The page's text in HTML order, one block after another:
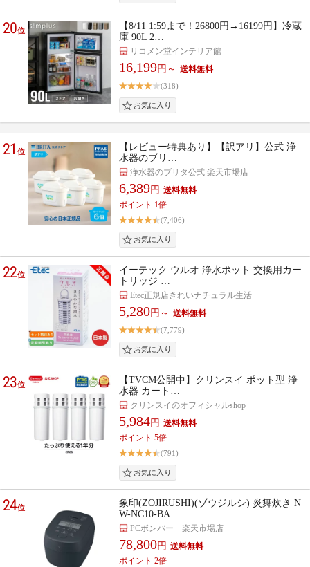
20位
【8/11 1:59まで！26800円→16199円】冷蔵
庫 90L 2…
リコメン堂インテリア館
16,199円～
(318)
21位
【レビュー特典あり】【訳アリ】公式 浄
水器のブリ…
浄水器のブリタ公式 楽天市場店
6,389円
ポイント 1倍
(7,406)
22位
イーテック ウルオ 浄水ポット 交換用カー
トリッジ …
Etec正規店きれいナチュラル生活
5,280円～
(7,779)
23位
【TVCM公開中】クリンスイ ポット型 浄
水器 カート…
クリンスイのオフィシャルshop
5,984円
ポイント 5倍
(791)
24位
象印(ZOJIRUSHI)(ゾウジルシ) 炎舞炊き N
W-NC10-BA …
PCボンバー 楽天市場店
78,800円
ポイント 2倍